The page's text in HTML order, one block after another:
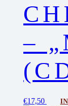
–
€17,50